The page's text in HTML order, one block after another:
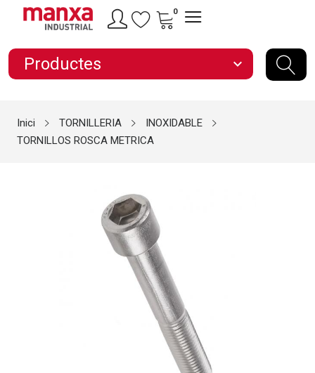
0
Productes expand_more
Inici TORNILLERIA
INOXIDABLE
TORNILLOS ROSCA METRICA